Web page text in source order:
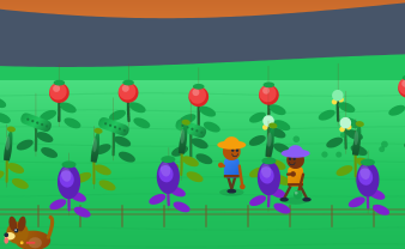
uzman ekibimiz her zaman yanınızda.